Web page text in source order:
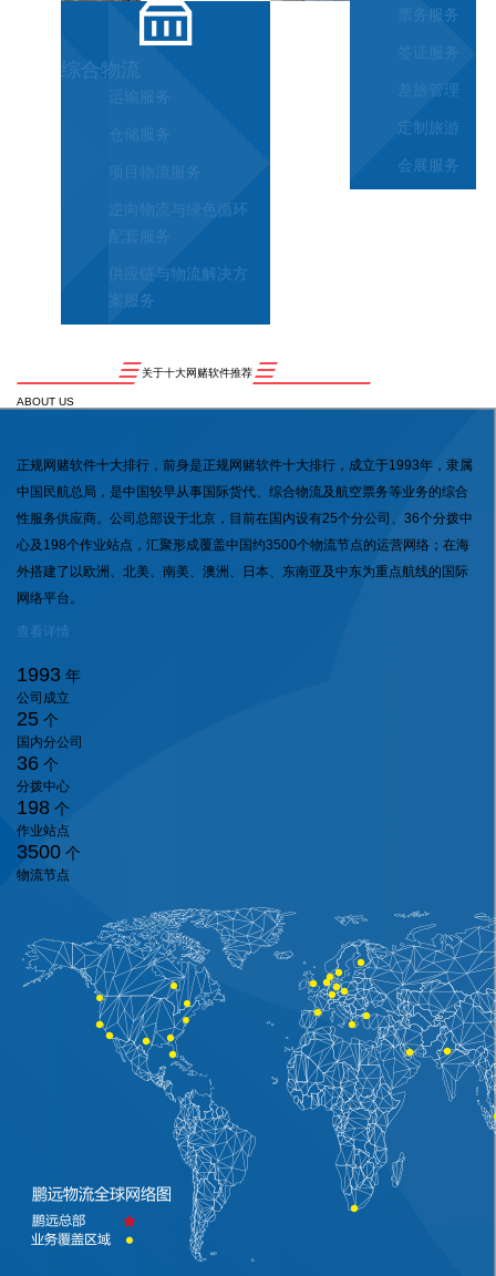
综合物流
运输服务
仓储服务
项目物流服务
逆向物流与绿色循环
配套服务
供应链与物流解决方
案服务
票务服务
签证服务
差旅管理
定制旅游
会展服务
关于十大网赌软件推荐
ABOUT US
正规网赌软件十大排行，前身是正规网赌软件十大排行，成立于1993年，隶属
中国民航总局，是中国较早从事国际货代、综合物流及航空票务等业务的综合
性服务供应商。公司总部设于北京，目前在国内设有25个分公司、36个分拨中
心及198个作业站点，汇聚形成覆盖中国约3500个物流节点的运营网络；在海
外搭建了以欧洲、北美、南美、澳洲、日本、东南亚及中东为重点航线的国际
网络平台。
查看详情
1993 年
公司成立
25 个
国内分公司
36 个
分拨中心
198 个
作业站点
3500 个
物流节点